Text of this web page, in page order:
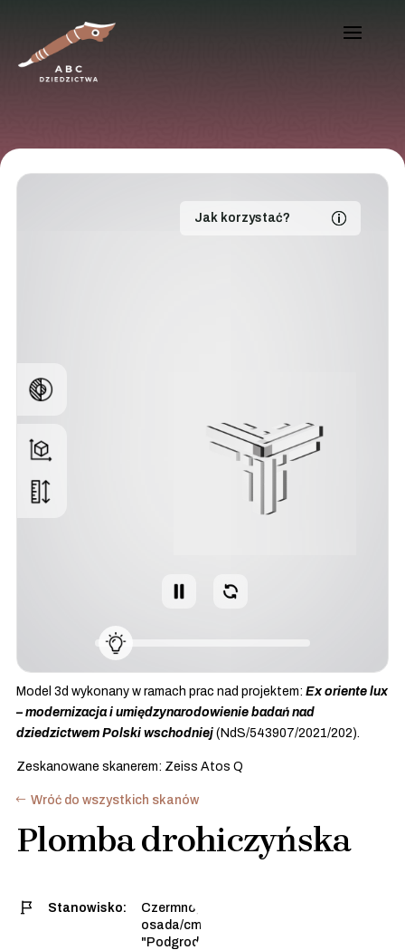
Jak korzystać?
Model 3d wykonany w ramach prac nad projektem: Ex oriente lux
– modernizacja i umiędzynarodowienie badań nad
dziedzictwem Polski wschodniej (NdS/543907/2021/202).
Zeskanowane skanerem: Zeiss Atos Q
Wróć do wszystkich skanów
Plomba drohiczyńska
Stanowisko:
Czermno, stan. 3 -
osada/cmentarzysko
"Podgrodzie Dalsze"